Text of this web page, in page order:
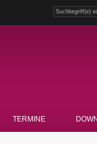
TERMINE